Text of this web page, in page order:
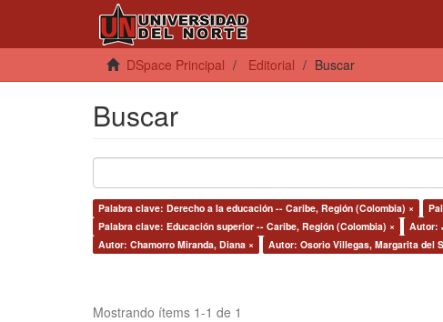
DSpace Principal Editorial Buscar
Buscar
Palabra clave: Derecho a la educación -- Caribe, Región (Colombia) ×
Palabra clave: Educación superior -- Caribe, Región (Colombia) ×
Autor:
Autor: Chamorro Miranda, Diana ×
Autor: Osorio Villegas, Margarita del
Mostrando ítems 1-1 de 1